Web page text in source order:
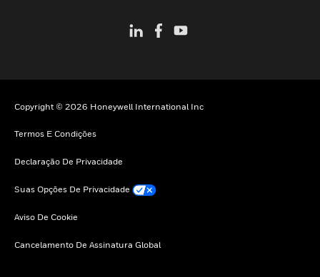
Copyright © 2026 Honeywell International Inc
Termos E Condições
Declaração De Privacidade
Suas Opções De Privacidade
Aviso De Cookie
Cancelamento De Assinatura Global